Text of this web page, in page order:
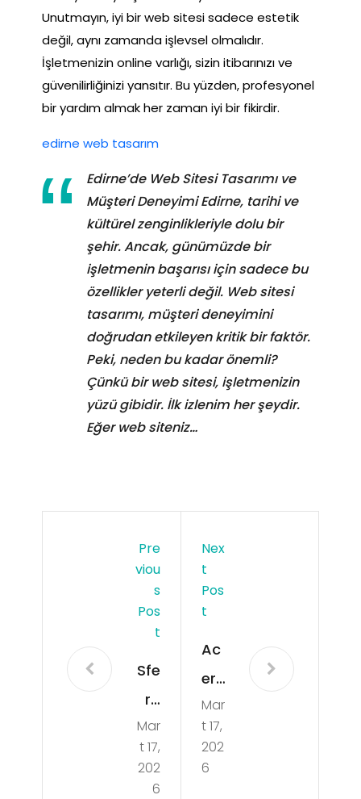
Unutmayın, iyi bir web sitesi sadece estetik
değil, aynı zamanda işlevsel olmalıdır.
İşletmenizin online varlığı, sizin itibarınızı ve
güvenilirliğinizi yansıtır. Bu yüzden, profesyonel
bir yardım almak her zaman iyi bir fikirdir.
edirne web tasarım
Edirne’de Web Sitesi Tasarımı ve
Müşteri Deneyimi Edirne, tarihi ve
kültürel zenginlikleriyle dolu bir
şehir. Ancak, günümüzde bir
işletmenin başarısı için sadece bu
özellikler yeterli değil. Web sitesi
tasarımı, müşteri deneyimini
doğrudan etkileyen kritik bir faktör.
Peki, neden bu kadar önemli?
Çünkü bir web sitesi, işletmenizin
yüzü gibidir. İlk izlenim her şeydir.
Eğer web siteniz…
Pre
Viou
S
Pos
T
Sfe
ro
Do
ku
m
Mar
t 17,
202
6
Nex
T
Pos
T
Ac
er
Ser
vis
Ve
Mar
t 17,
202
6